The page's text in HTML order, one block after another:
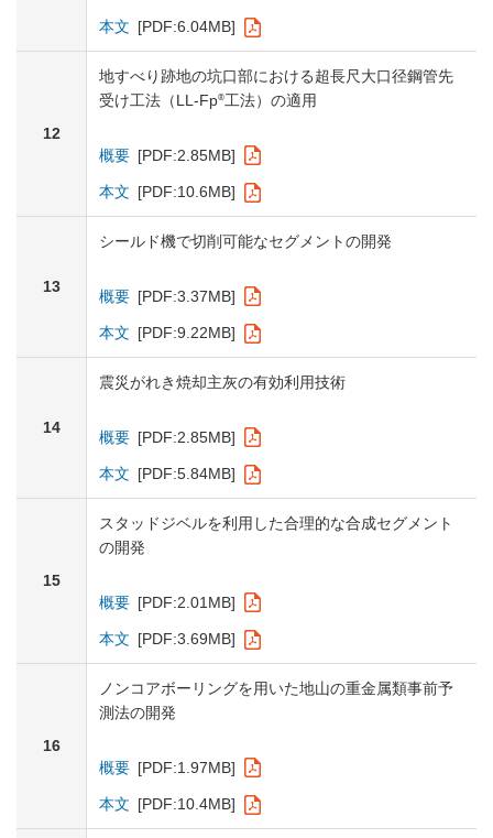
本文 [PDF:6.04MB]
12
地すべり跡地の坑口部における超長尺大口径鋼管先
受け工法（LL-Fp®工法）の適用
概要 [PDF:2.85MB]
本文 [PDF:10.6MB]
13
シールド機で切削可能なセグメントの開発
概要 [PDF:3.37MB]
本文 [PDF:9.22MB]
14
震災がれき焼却主灰の有効利用技術
概要 [PDF:2.85MB]
本文 [PDF:5.84MB]
15
スタッドジベルを利用した合理的な合成セグメント
の開発
概要 [PDF:2.01MB]
本文 [PDF:3.69MB]
16
ノンコアボーリングを用いた地山の重金属類事前予
測法の開発
概要 [PDF:1.97MB]
本文 [PDF:10.4MB]